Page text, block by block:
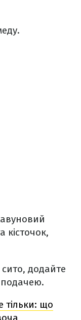
кісточок,
сито, додайте
подачею.
тільки: що